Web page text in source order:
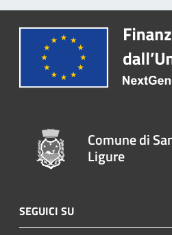
Comune di
Ligure
SEGUICI SU